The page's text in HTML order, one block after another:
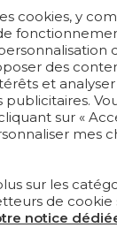
?
générale de
cookies, y
des
et
publicitaires.
sur «
mes
sur les
de cookie
notice